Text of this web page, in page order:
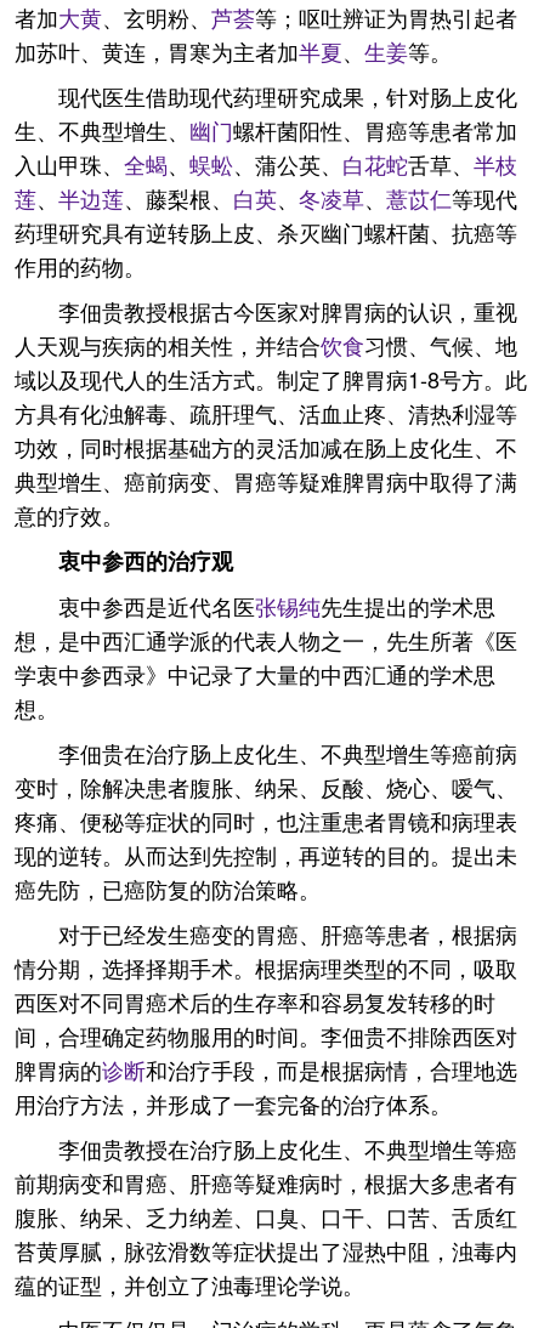
者加大黄、玄明粉、 芦荟等；呕吐辨证为胃热引起者
加苏叶、黄连，胃寒为主者加半夏、 生姜等。
现代医生借助现代药理研究成果，针对肠上皮化
生、不典型增生、 幽门螺杆菌阳性、胃癌等患者常加
入山甲珠、 全蝎、 蜈蚣、蒲公英、 白花蛇舌草、 半枝
莲、 半边莲、藤梨根、 白英、 冬凌草、 薏苡仁等现代
药理研究具有逆转肠上皮、杀灭幽门螺杆菌、抗癌等
作用的药物。
李佃贵教授根据古今医家对脾胃病的认识，重视
人天观与疾病的相关性，并结合饮食习惯、气候、地
域以及现代人的生活方式。制定了脾胃病1-8号方。此
方具有化浊解毒、疏肝理气、活血止疼、清热利湿等
功效，同时根据基础方的灵活加减在肠上皮化生、不
典型增生、癌前病变、胃癌等疑难脾胃病中取得了满
意的疗效。
衷中参西的治疗观
衷中参西是近代名医张锡纯先生提出的学术思
想，是中西汇通学派的代表人物之一，先生所著《医
学衷中参西录》中记录了大量的中西汇通的学术思
想。
李佃贵在治疗肠上皮化生、不典型增生等癌前病
变时，除解决患者腹胀、纳呆、反酸、烧心、嗳气、
疼痛、便秘等症状的同时，也注重患者胃镜和病理表
现的逆转。从而达到先控制，再逆转的目的。提出未
癌先防，已癌防复的防治策略。
对于已经发生癌变的胃癌、肝癌等患者，根据病
情分期，选择择期手术。根据病理类型的不同，吸取
西医对不同胃癌术后的生存率和容易复发转移的时
间，合理确定药物服用的时间。李佃贵不排除西医对
脾胃病的诊断和治疗手段，而是根据病情，合理地选
用治疗方法，并形成了一套完备的治疗体系。
李佃贵教授在治疗肠上皮化生、不典型增生等癌
前期病变和胃癌、肝癌等疑难病时，根据大多患者有
腹胀、纳呆、乏力纳差、口臭、口干、口苦、舌质红
苔黄厚腻，脉弦滑数等症状提出了湿热中阻，浊毒内
蕴的证型，并创立了浊毒理论学说。